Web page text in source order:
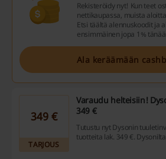
Rekisteröidy nyt! Kun teet
nettikaupassa, muista
Etsi täältä alennuskoodit ja
ensimmäinen jopa 1%
Ala keräämään
349 €
TARJOUS
Varaudu helteisiin!
349 €
Tutustu nyt Dysonin
tuotteita lak. 349 €.